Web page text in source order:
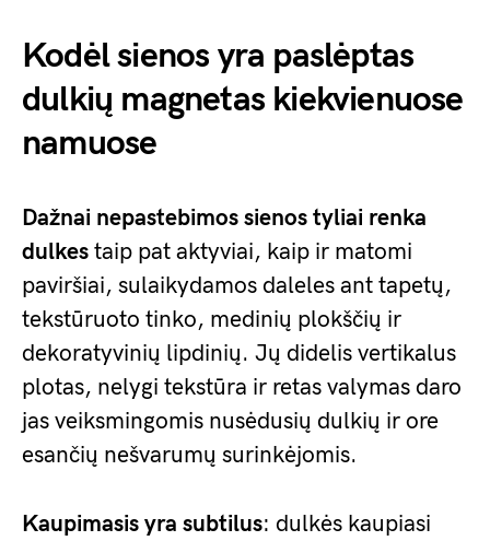
Kodėl sienos yra paslėptas
dulkių magnetas kiekvienuose
namuose
Dažnai nepastebimos sienos tyliai renka
dulkes taip pat aktyviai, kaip ir matomi
paviršiai, sulaikydamos daleles ant tapetų,
tekstūruoto tinko, medinių plokščių ir
dekoratyvinių lipdinių. Jų didelis vertikalus
plotas, nelygi tekstūra ir retas valymas daro
jas veiksmingomis nusėdusių dulkių ir ore
esančių nešvarumų surinkėjomis.
Kaupimasis yra subtilus: dulkės kaupiasi